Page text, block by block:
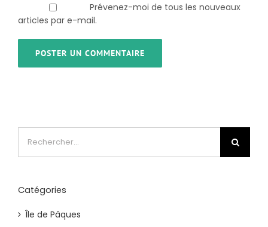
Prévenez-moi de tous les nouveaux
articles par e-mail.
Catégories
Île de Pâques